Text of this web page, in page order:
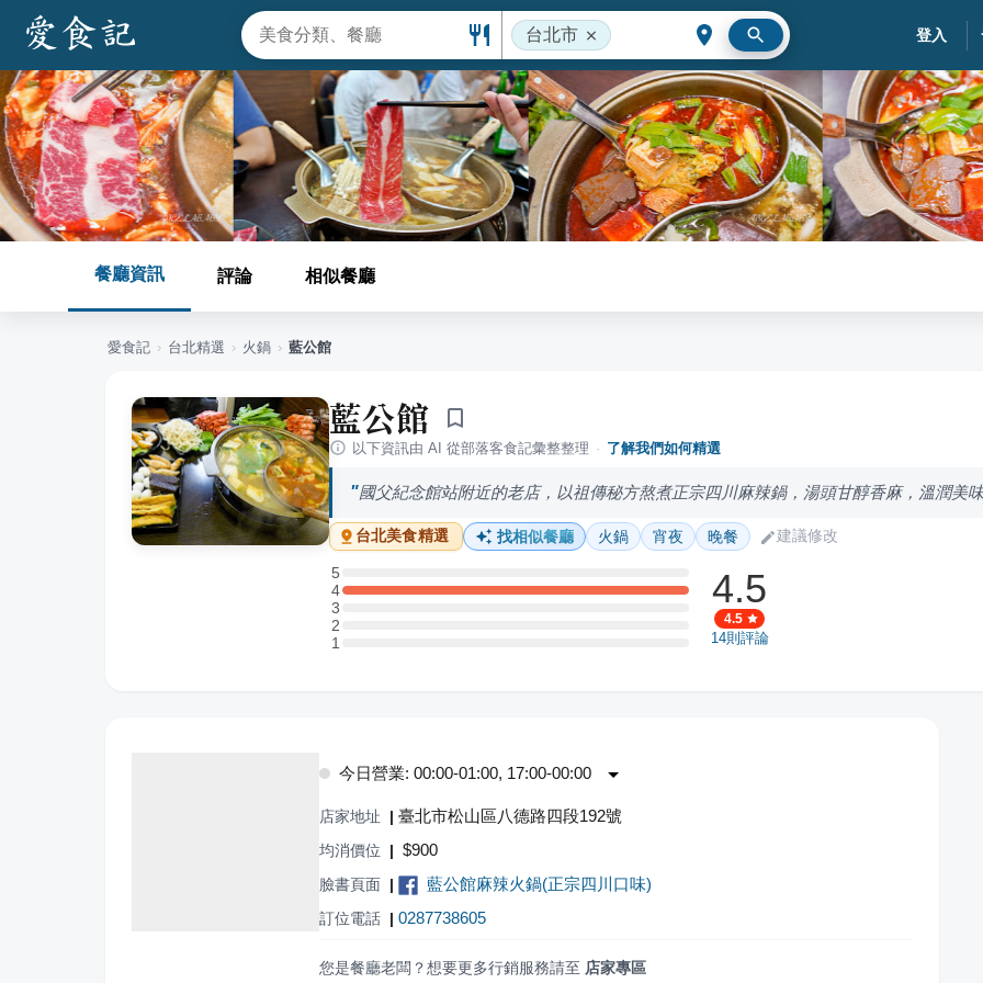
台北市 登入
餐廳資訊 評論 相似餐廳
愛食記 › 台北精選 › 火鍋 › 藍公館
藍公館
以下資訊由 AI 從部落客食記彙整整理 · 了解我們如何精選
國父紀念館站附近的老店，以祖傳秘方熬煮正宗四川麻辣鍋，湯頭甘醇香麻，溫潤美
台北美食精選 找相似餐廳 火鍋 宵夜 晚餐 建議修改
5
5 星：0 則評論
4
4 星：2 則評論
3
3 星：0 則評論
2
2 星：0 則評論
11 星：0 則評論
4.5
4.5
14則評論
今日營業: 00:00-01:00, 17:00-00:00
店家地址 | 臺北市松山區八德路四段192號
均消價位 | $900
臉書頁面 | 藍公館麻辣火鍋(正宗四川口味)
訂位電話 | 0287738605
您是餐廳老闆？想要更多行銷服務請至 店家專區